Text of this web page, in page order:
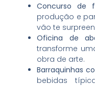
Concurso de
produção e
vão te
Oficina de
transforme
obra de arte.
Barraquinhas
bebidas